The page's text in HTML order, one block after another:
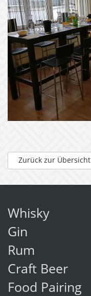
Zurück zur Übersicht
Whisky
Gin
Rum
Craft Beer
Food Pairing